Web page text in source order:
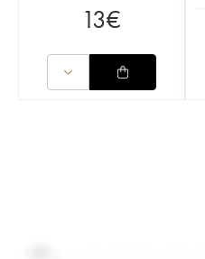
13€